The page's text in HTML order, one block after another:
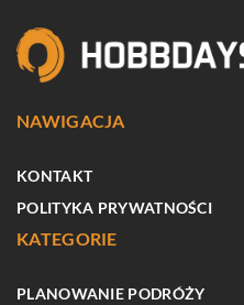
NAWIGACJA
KONTAKT
POLITYKA PRYWATNOŚCI
KATEGORIE
PLANOWANIE PODRÓŻY